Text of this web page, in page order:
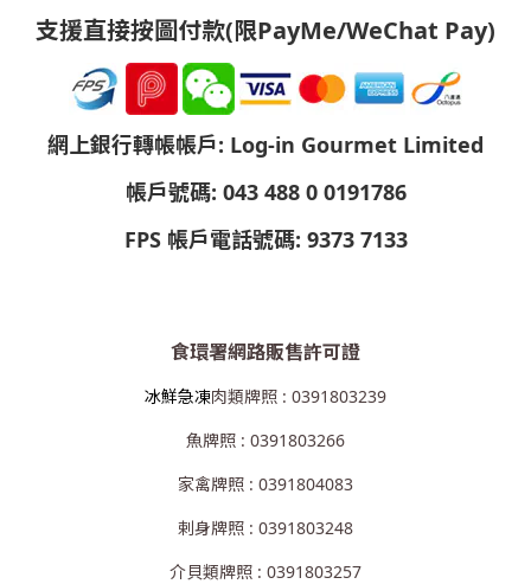
支援直接按圖付款(限PayMe/WeChat Pay)
網上銀行轉帳帳戶: Log-in Gourmet Limited
帳戶號碼: 043 488 0 0191786
FPS 帳戶電話號碼: 9373 7133
食環署網路販售許可證
冰鮮急凍肉類牌照 : 0391803239
魚牌照 : 0391803266
家禽牌照 : 0391804083
剌身牌照 : 0391803248
介貝類牌照 : 0391803257